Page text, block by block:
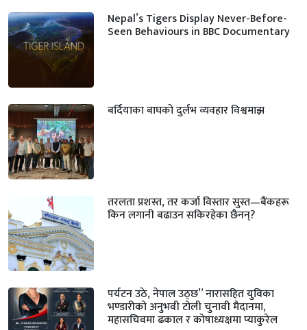
Nepal’s Tigers Display Never-Before-
Seen Behaviours in BBC Documentary
बर्दियाका बाघको दुर्लभ व्यवहार विश्वमाझ
तरलता प्रशस्त, तर कर्जा विस्तार सुस्त—बैंकहरू
किन लगानी बढाउन सकिरहेका छैनन्?
पर्यटन उठे, नेपाल उठ्छ” नारासहित युविका
भण्डारीको अनुभवी टोली चुनावी मैदानमा,
महासचिवमा ढकाल र कोषाध्यक्षमा प्याकुरेल